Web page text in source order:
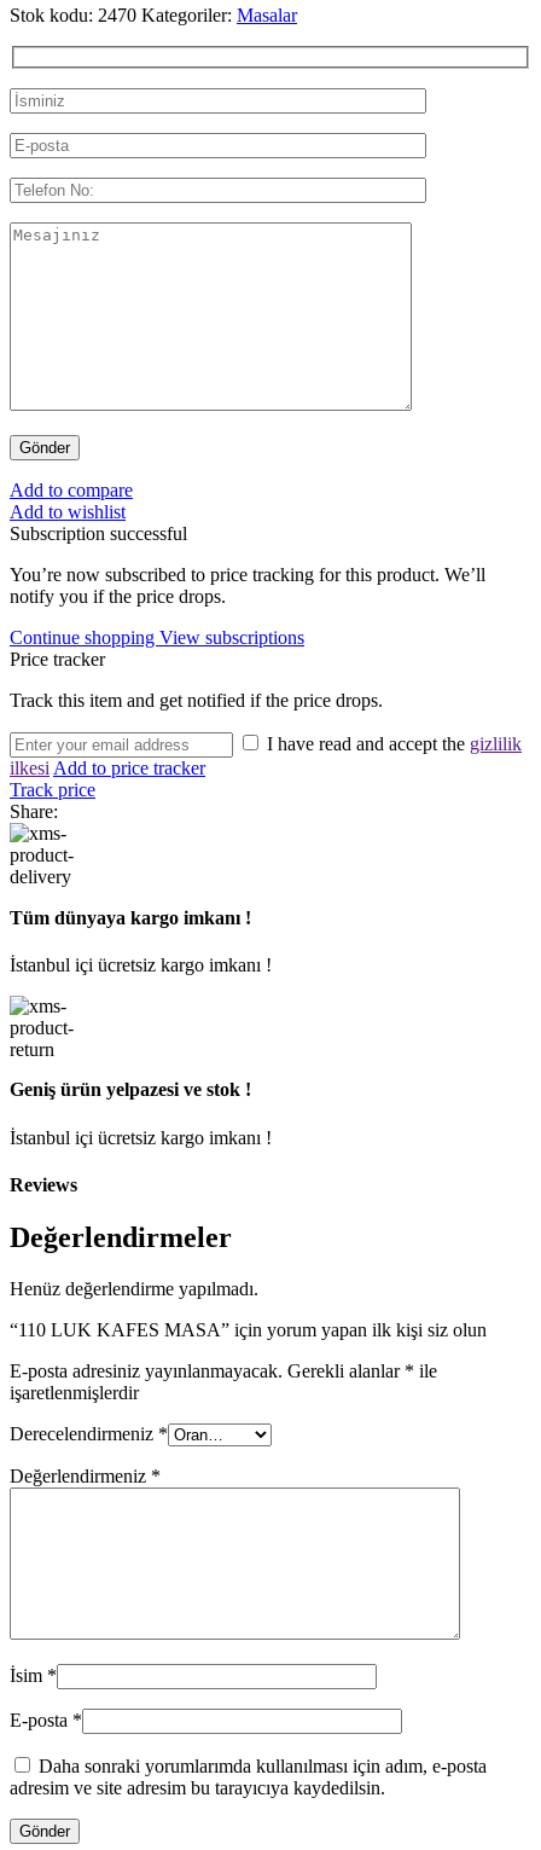
Stok kodu: 2470 Kategoriler: Masalar
Add to compare
Add to wishlist
Subscription successful
You’re now subscribed to price tracking for this product. We’ll
notify you if the price drops.
Continue shopping View subscriptions
Price tracker
Track this item and get notified if the price drops.
I have read and accept the gizlilik
ilkesiAdd to price tracker
Track price
Share:
Tüm dünyaya kargo imkanı !
İstanbul içi ücretsiz kargo imkanı !
Geniş ürün yelpazesi ve stok !
İstanbul içi ücretsiz kargo imkanı !
Reviews
Değerlendirmeler
Henüz değerlendirme yapılmadı.
“110 LUK KAFES MASA” için yorum yapan ilk kişi siz olun
E-posta adresiniz yayınlanmayacak. Gerekli alanlar * ile
işaretlenmişlerdir
Derecelendirmeniz *
Değerlendirmeniz *
İsim *
E-posta *
Daha sonraki yorumlarımda kullanılması için adım, e-posta
adresim ve site adresim bu tarayıcıya kaydedilsin.